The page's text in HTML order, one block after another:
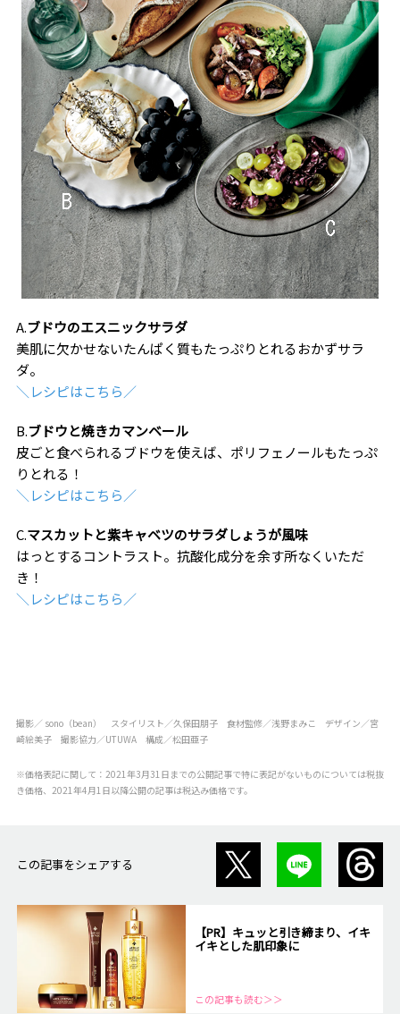
A.ブドウのエスニックサラダ
美肌に欠かせないたんぱく質もたっぷりとれるおかずサラ
ダ。
＼レシピはこちら／
B.ブドウと焼きカマンベール
皮ごと食べられるブドウを使えば、ポリフェノールもたっぷ
りとれる！
＼レシピはこちら／
C.マスカットと紫キャベツのサラダしょうが風味
はっとするコントラスト。抗酸化成分を余す所なくいただ
き！
＼レシピはこちら／
撮影／ sono（bean） スタイリスト／久保田朋子 食材監修／浅野まみこ デザイン／宮
崎絵美子 撮影協力／UTUWA 構成／松田亜子
※価格表記に関して：2021年3月31日までの公開記事で特に表記がないものについては税抜
き価格、2021年4月1日以降公開の記事は税込み価格です。
この記事をシェアする
【PR】キュッと引き締まり、イキ
イキとした肌印象に
この記事も読む＞＞